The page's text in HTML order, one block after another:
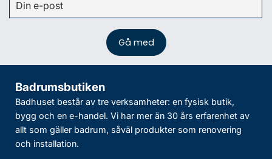
Badrumsbutiken
Badhuset består av tre verksamheter: en fysisk butik,
bygg och en e-handel. Vi har mer än 30 års erfarenhet av
allt som gäller badrum, såväl produkter som renovering
och installation.